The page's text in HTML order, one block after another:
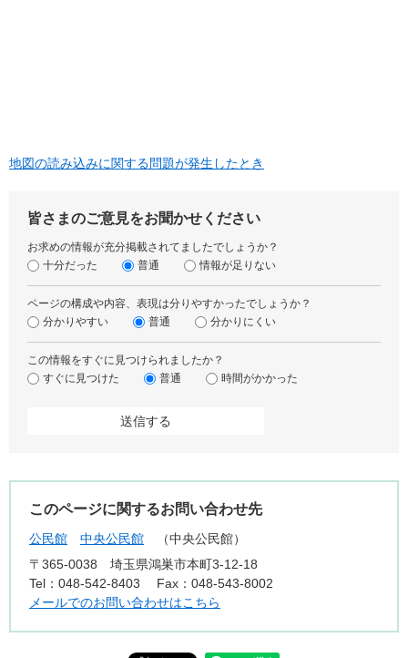
地図の読み込みに関する問題が発生したとき
皆さまのご意見をお聞かせください
お求めの情報が充分掲載されてましたでしょうか？
十分だった
普通 情報が足りない
ページの構成や内容、表現は分りやすかったでしょうか？
分かりやすい
普通 分かりにくい
この情報をすぐに見つけられましたか？
すぐに見つけた
普通 時間がかかった
このページに関するお問い合わせ先
公民館 中央公民館
中央公民館
〒365-0038
埼玉県鴻巣市本町3-12-18
Tel：048-542-8403
Fax：048-543-8002
メールでのお問い合わせはこちら